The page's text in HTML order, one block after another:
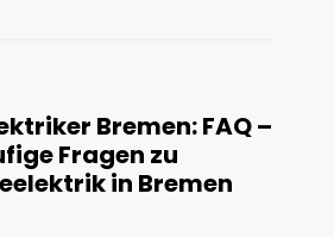
Bremen: FAQ –
Fragen zu
in Bremen